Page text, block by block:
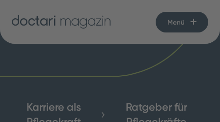
Menü
Karriere als
Ratgeber für